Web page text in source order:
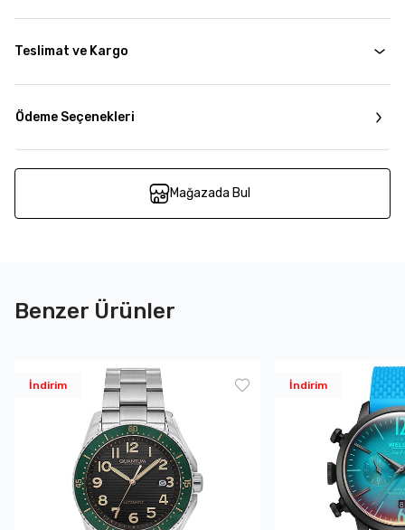
Teslimat ve Kargo
Ödeme Seçenekleri
Mağazada Bul
Benzer Ürünler
İndirim İndirim